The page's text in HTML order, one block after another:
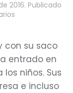
2016. Publicado
en
aterriza
en
el
Lycée
con su saco
entrado en
niños. Sus
e incluso